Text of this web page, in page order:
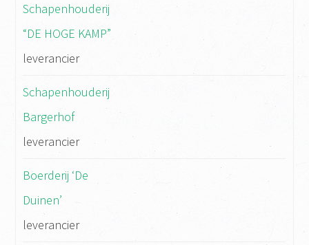
Schapenhouderij
“DE HOGE KAMP”
leverancier
Schapenhouderij
Bargerhof
leverancier
Boerderij ‘De
Duinen’
leverancier